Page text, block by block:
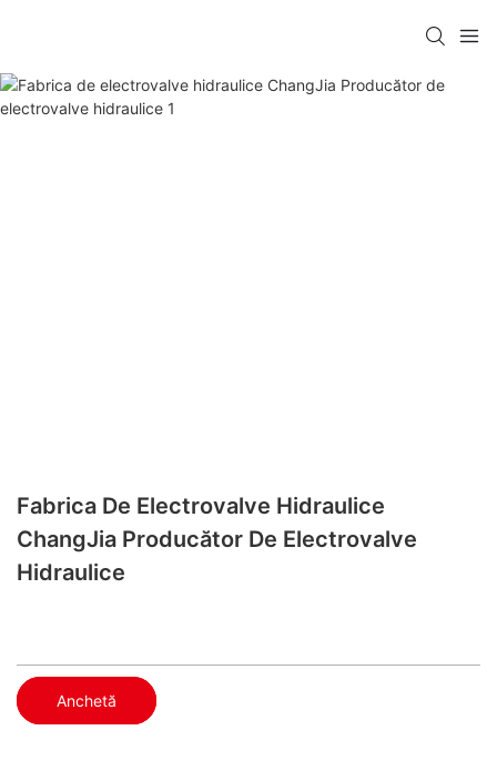
Fabrica De Electrovalve Hidraulice
ChangJia Producător De Electrovalve
Hidraulice
Anchetă